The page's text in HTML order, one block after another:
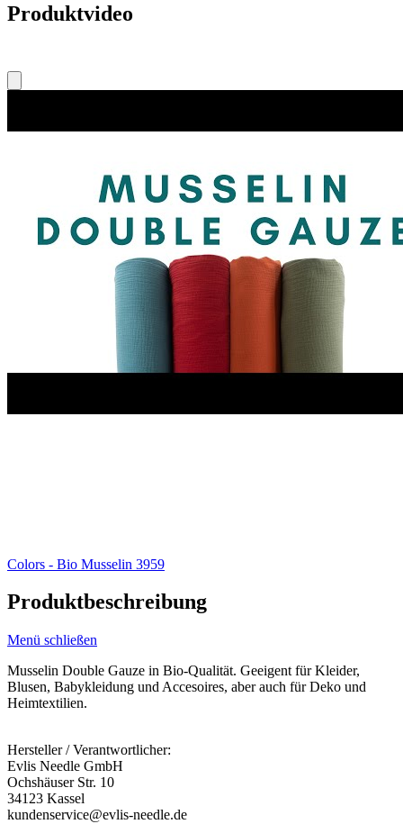
Produktvideo
Colors - Bio Musselin 3959
Produktbeschreibung
Menü schließen
Musselin Double Gauze in Bio-Qualität. Geeigent für Kleider,
Blusen, Babykleidung und Accesoires, aber auch für Deko und
Heimtextilien.
Hersteller / Verantwortlicher:
Evlis Needle GmbH
Ochshäuser Str. 10
34123 Kassel
kundenservice@evlis-needle.de